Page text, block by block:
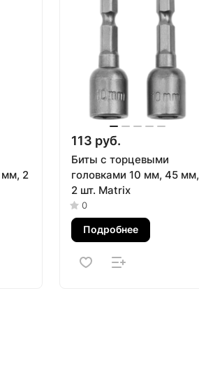
мм, 2
113 руб.
Биты с торцевыми
головками 10 мм, 45 мм,
2 шт. Matrix
0
Подробнее